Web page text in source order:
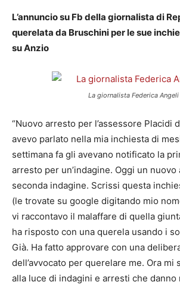
L’annuncio su Fb della giornalista di
querelata da Bruschini per le sue
su Anzio
La giornalista Federica Angeli
“Nuovo arresto per l’assessore Placidi
avevo parlato nella mia inchiesta di
settimana fa gli avevano notificato la
arresto per un’indagine. Oggi un
seconda indagine. Scrissi questa
(le trovate su google digitando mio
vi raccontavo il malaffare di quella
ha risposto con una querela usando i
Già. Ha fatto approvare con una
dell’avvocato per querelare me. Ora mi
alla luce di indagini e arresti che danno